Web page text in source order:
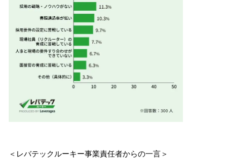
＜レバテックルーキー事業責任者からの一言＞